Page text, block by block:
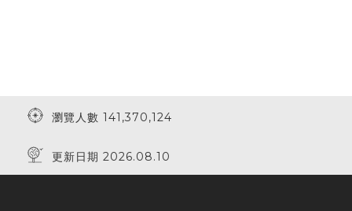
瀏覽人數 141,370,124
更新日期 2026.08.10